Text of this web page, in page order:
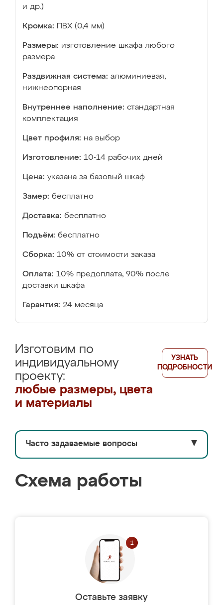
и др.)
Кромка: ПВХ (0,4 мм)
Размеры: изготовление шкафа любого
размера
Раздвижная система: алюминиевая,
нижнеопорная
Внутреннее наполнение: стандартная
комплектация
Цвет профиля: на выбор
Изготовление: 10-14 рабочих дней
Цена: указана за базовый шкаф
Замер: бесплатно
Доставка: бесплатно
Подъём: бесплатно
Сборка: 10% от стоимости заказа
Оплата: 10% предоплата, 90% после
доставки шкафа
Гарантия: 24 месяца
Изготовим по
индивидуальному
проекту:
любые размеры, цвета
и материалы
УЗНАТЬ
ПОДРОБНОСТИ
Часто задаваемые вопросы ▼
Схема работы
Оставьте заявку